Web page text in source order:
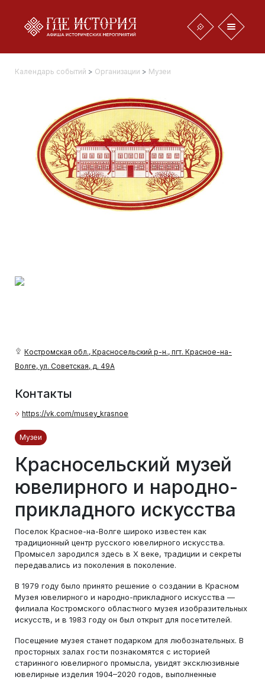
Календарь событий > Организации > Музеи
Костромская обл., Красносельский р-н., пгт. Красное-на-
Волге, ул. Советская, д. 49А
Контакты
https://vk.com/musey_krasnoe
Музеи
Красносельский музей
ювелирного и народно-
прикладного искусства
Поселок Красное-на-Волге широко известен как
традиционный центр русского ювелирного искусства.
Промысел зародился здесь в X веке, традиции и секреты
передавались из поколения в поколение.
В 1979 году было принято решение о создании в Красном
Музея ювелирного и народно-прикладного искусства —
филиала Костромского областного музея изобразительных
искусств, и в 1983 году он был открыт для посетителей.
Посещение музея станет подарком для любознательных. В
просторных залах гости познакомятся с историей
старинного ювелирного промысла, увидят эксклюзивные
ювелирные изделия 1904–2020 годов, выполненные